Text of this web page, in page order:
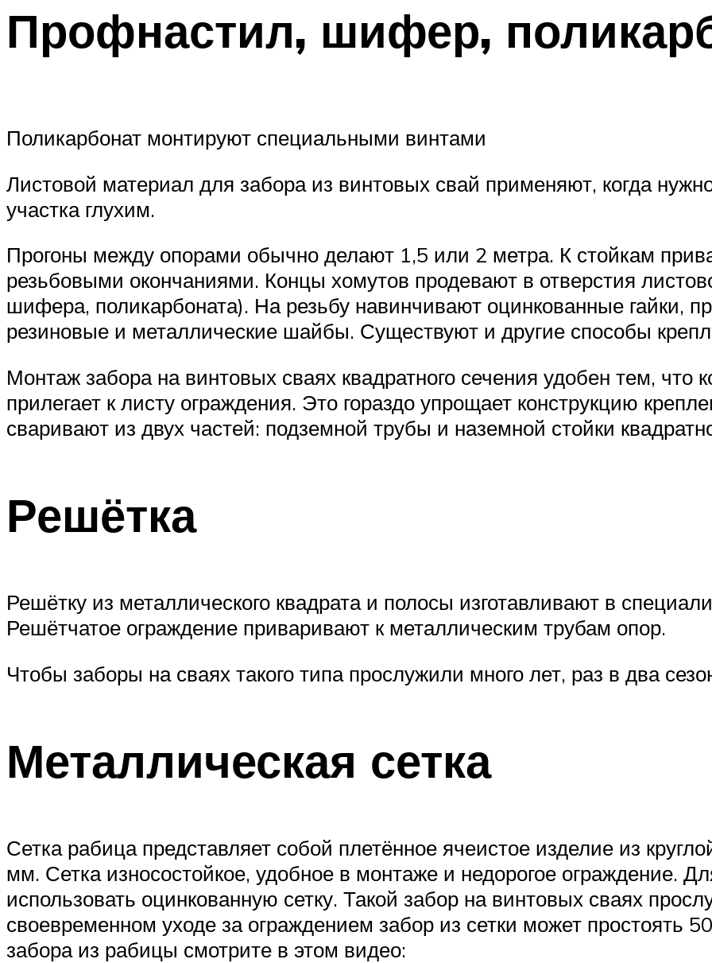
Профнастил, шифер,
Поликарбонат монтируют специальными винтами
Листовой материал для забора из винтовых свай применяют, когда
участка глухим.
Прогоны между опорами обычно делают 1,5 или 2 метра. К стойкам
резьбовыми окончаниями. Концы хомутов продевают в отверстия
шифера, поликарбоната). На резьбу навинчивают оцинкованные гайки,
резиновые и металлические шайбы. Существуют и другие способы
Монтаж забора на винтовых сваях квадратного сечения удобен тем, что
прилегает к листу ограждения. Это гораздо упрощает конструкцию
сваривают из двух частей: подземной трубы и наземной стойки
Решётка
Решётку из металлического квадрата и полосы изготавливают в
Решётчатое ограждение приваривают к металлическим трубам опор.
Чтобы заборы на сваях такого типа прослужили много лет, раз в два
Металлическая сетка
Сетка рабица представляет собой плетённое ячеистое изделие из
мм. Сетка износостойкое, удобное в монтаже и недорогое ограждение.
использовать оцинкованную сетку. Такой забор на винтовых сваях
своевременном уходе за ограждением забор из сетки может простоять
забора из рабицы смотрите в этом видео: